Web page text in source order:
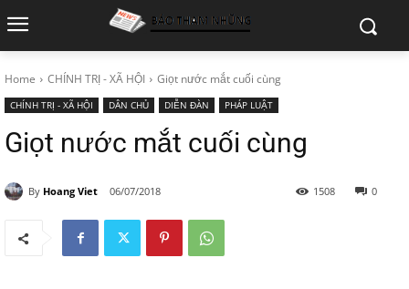
Home CHÍNH TRỊ - XÃ HỘI Giọt nước mắt cuối cùng
CHÍNH TRỊ - XÃ HỘI DÂN CHỦ DIỄN ĐÀN PHÁP LUẬT
Giọt nước mắt cuối cùng
By Hoang Viet 06/07/2018 0
1508